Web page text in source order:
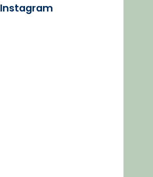
Instagram